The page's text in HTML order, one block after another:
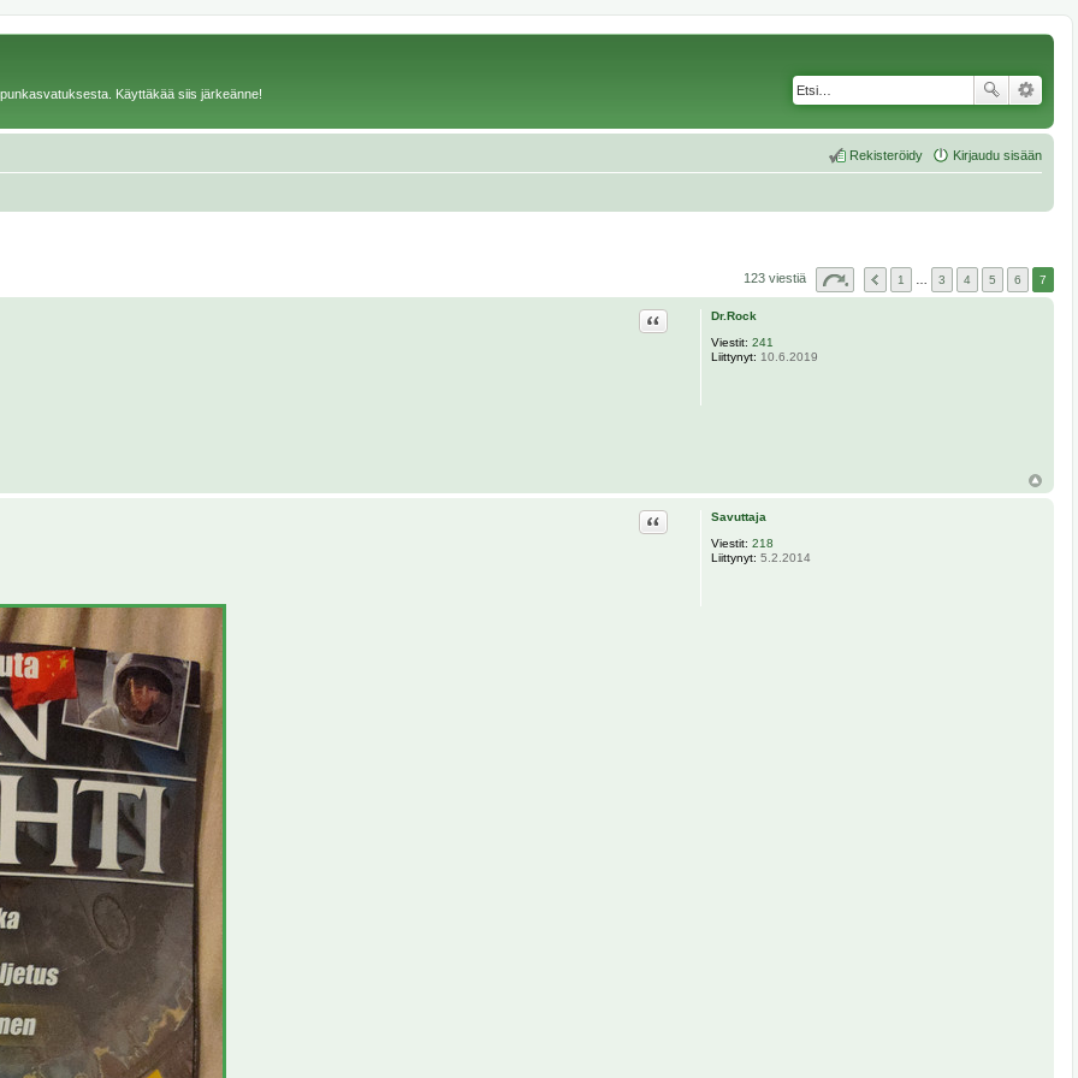
Käyttäkää siis järkeänne!
Kirjaudu sisään
Rekisteröidy
123 viestiä 1 3 4 5 6 7
Dr.Rock
Viestit: 241
Liittynyt: 10.6.2019
Lainaa
Savuttaja
Viestit: 218
Liittynyt: 5.2.2014
Lainaa